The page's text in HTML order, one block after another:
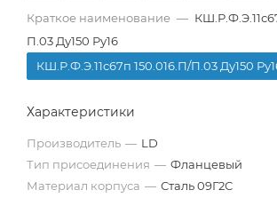
Краткое наименование —
П.03 Ду150 Ру16
КШ.Р.Ф.Э.11с67п 150.016.П/П.03 Ду150
Характеристики
Производитель — LD
Тип присоединения — Фланцевый
Материал корпуса — Сталь 09Г2С